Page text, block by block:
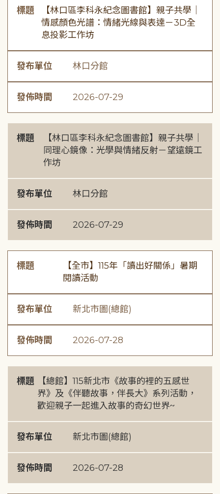
標題
【林口區李科永紀念圖書館】親子共學｜
情感顏色光譜：情緒光線與表達－3D全
息投影工作坊
發布單位 林口分館
發佈時間 2026-07-29
標題
【林口區李科永紀念圖書館】親子共學｜
同理心鏡像：光學與情緒反射－望遠鏡工
作坊
發布單位 林口分館
發佈時間 2026-07-29
標題
【全市】115年「讀出好關係」暑期
閱讀活動
發布單位 新北市圖(總館)
發佈時間 2026-07-28
標題
【總館】115新北市《故事的裡的五感世
界》及《伴聽故事，伴長大》系列活動，
歡迎親子一起進入故事的奇幻世界~
發布單位 新北市圖(總館)
發佈時間 2026-07-28